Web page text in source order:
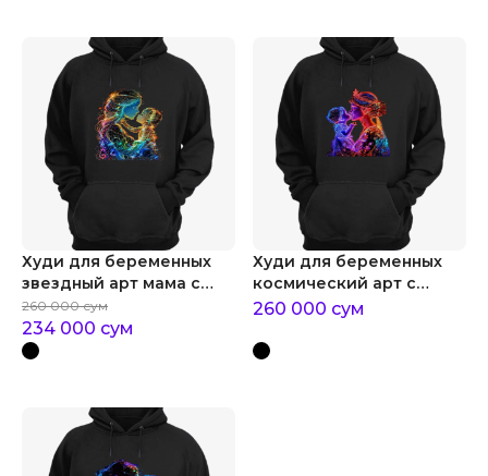
Худи для беременных
звездный арт мама с
ребенком
260 000 сум
234 000 сум
Худи для беременных
космический арт с
ребенком и мамой
260 000 сум